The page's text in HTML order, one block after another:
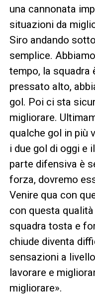
una cannonata
situazioni da
Siro andando
semplice.
tempo, la squadra
pressato alto,
gol. Poi ci sta
migliorare.
qualche gol in più
i due gol di oggi e
parte difensiva è
forza, dovremo
Venire qua con
con questa
squadra tosta e
chiude diventa
sensazioni a
lavorare e
migliorare».